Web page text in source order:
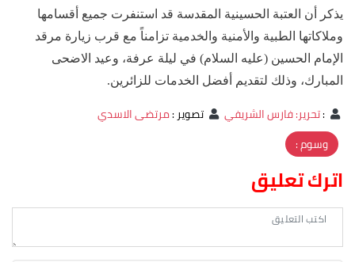
يذكر أن العتبة الحسينية المقدسة قد استنفرت جميع أقسامها
وملاكاتها الطبية والأمنية والخدمية تزامناً مع قرب زيارة مرقد
الإمام الحسين (عليه السلام) في ليلة عرفة، وعيد الاضحى
المبارك، وذلك لتقديم أفضل الخدمات للزائرين.
:تحرير: فارس الشريفي تصوير:مرتضى الاسدي
وسوم :
اترك تعليق